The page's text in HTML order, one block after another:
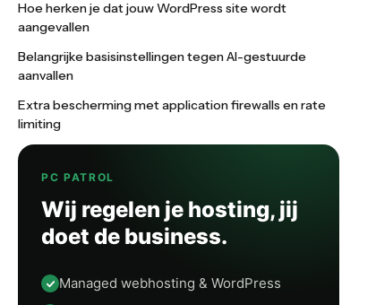
Hoe herken je dat jouw WordPress site wordt
aangevallen
Belangrijke basisinstellingen tegen AI-gestuurde
aanvallen
Extra bescherming met application firewalls en rate
limiting
PC PATROL
Wij regelen je hosting, jij
doet de business.
Managed webhosting & WordPress